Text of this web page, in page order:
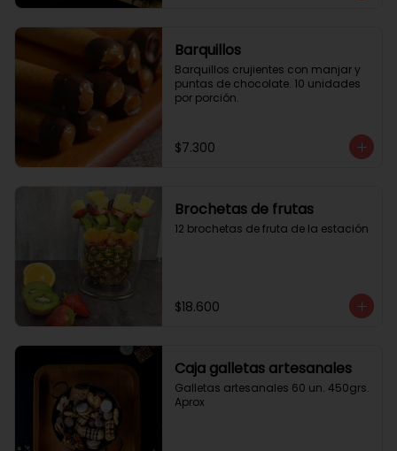
Barquillos
Barquillos crujientes con manjar y
puntas de chocolate. 10 unidades
por porción.
$7.300
Brochetas de frutas
12 brochetas de fruta de la estación
$18.600
Caja galletas artesanales
Galletas artesanales 60 un. 450grs.
Aprox